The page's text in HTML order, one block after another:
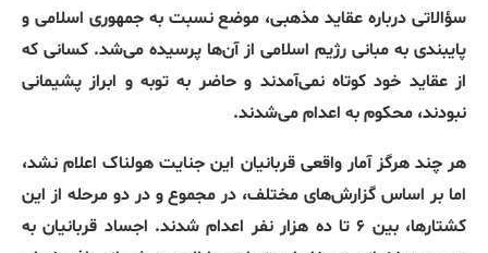
سؤالاتی درباره عقاید مذهبی، موضع نسبت به جمهوری اسلامی و
پایبندی به مبانی رژیم اسلامی از آن‌ها پرسیده می‌شد. کسانی که
از عقاید خود کوتاه نمی‌آمدند و حاضر به توبه و ابراز پشیمانی
نبودند، محکوم به اعدام می‌شدند.
هر چند هرگز آمار واقعی قربانیان این جنایت هولناک اعلام نشد،
اما بر اساس گزارش‌های مختلف، در مجموع و در دو مرحله از این
کشتارها، بین ۶ تا ده هزار نفر اعدام شدند. اجساد قربانیان به